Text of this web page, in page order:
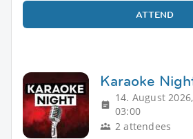
ATTEND
Karaoke
14. August 2026,
03:00
2 attendees